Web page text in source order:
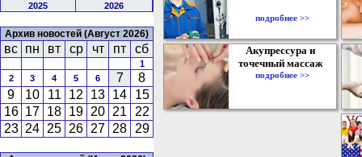
2025 2026
Архив новостей (Август 2026)
вс пн вт ср чт пт сб
1
2
3 4 5 6 7
8
9
10 11 12 13 14
15
16 17 18 19 20 21
22
23 24 25 26 27 28 29
подробнее >>
Акупрессура и
точечный массаж
подробнее >>